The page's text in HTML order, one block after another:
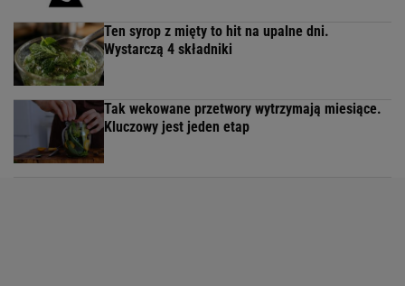
Ten syrop z mięty to hit na upalne dni.
Wystarczą 4 składniki
Tak wekowane przetwory wytrzymają miesiące.
Kluczowy jest jeden etap